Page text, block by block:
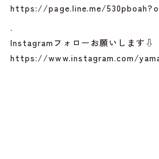
https://page.line.me/
.
Instagramフォローお願いします⇩
https://www.instagram.com/